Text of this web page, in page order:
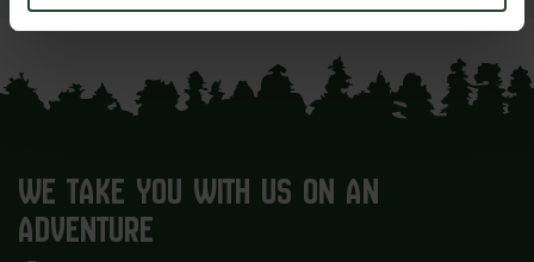
Add your review
WE TAKE YOU WITH US ON AN
ADVENTURE